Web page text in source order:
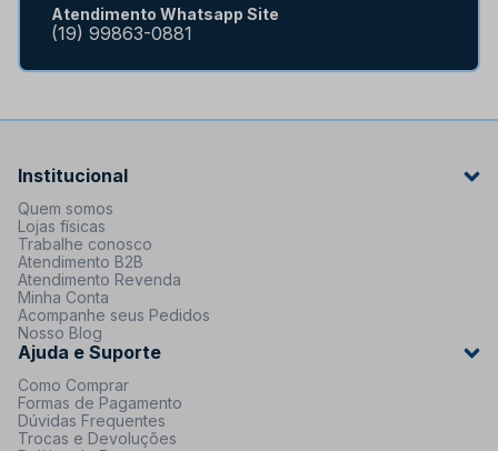
Atendimento Whatsapp Site
(19) 99863-0881
Institucional
Quem somos
Lojas físicas
Trabalhe conosco
Atendimento B2B
Atendimento Revenda
Minha Conta
Acompanhe seus Pedidos
Nosso Blog
Ajuda e Suporte
Como Comprar
Formas de Pagamento
Dúvidas Frequentes
Trocas e Devoluções